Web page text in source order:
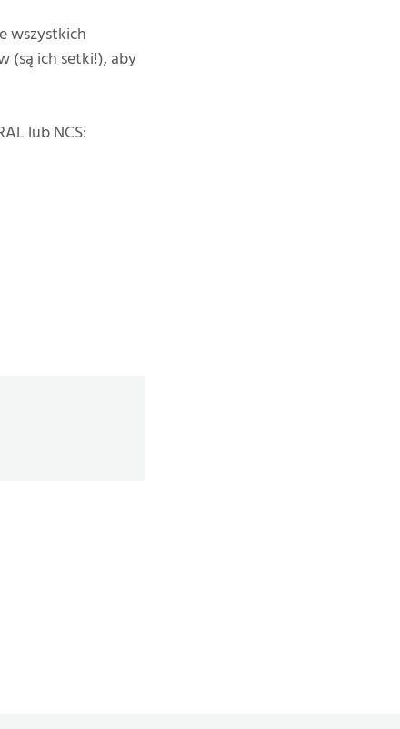
wszystkich
(są ich setki!), aby
lub NCS: